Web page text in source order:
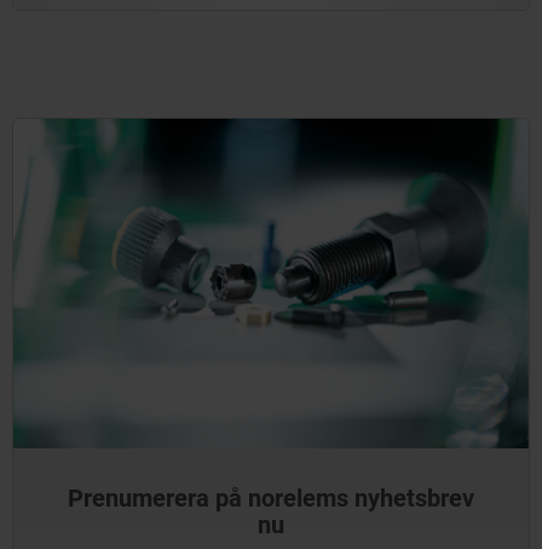
Prenumerera på norelems nyhetsbrev
nu